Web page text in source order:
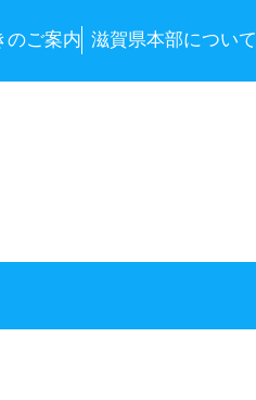
のご案内 滋賀県本部について